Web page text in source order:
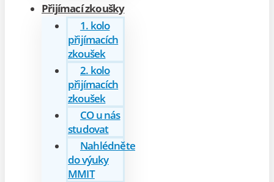
Přijímací zkoušky
1. kolo
přijímacích
zkoušek
2. kolo
přijímacích
zkoušek
CO u nás
studovat
Nahlédněte
do výuky
MMIT